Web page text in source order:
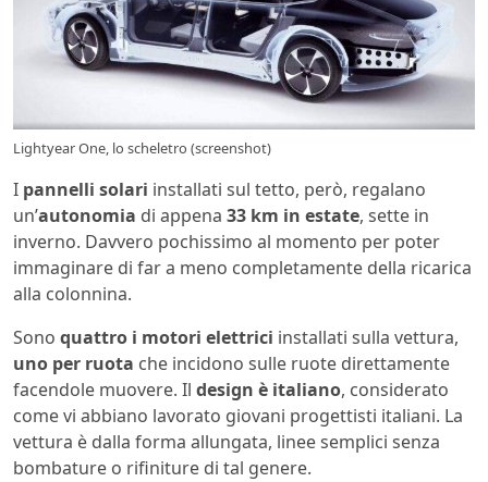
Lightyear One, lo scheletro (screenshot)
I pannelli solari installati sul tetto, però, regalano
un’autonomia di appena 33 km in estate, sette in
inverno. Davvero pochissimo al momento per poter
immaginare di far a meno completamente della ricarica
alla colonnina.
Sono quattro i motori elettrici installati sulla vettura,
uno per ruota che incidono sulle ruote direttamente
facendole muovere. Il design è italiano, considerato
come vi abbiano lavorato giovani progettisti italiani. La
vettura è dalla forma allungata, linee semplici senza
bombature o rifiniture di tal genere.